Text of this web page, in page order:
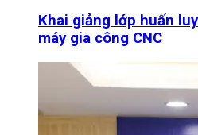
Khai giảng lớp huấn
máy gia công CNC